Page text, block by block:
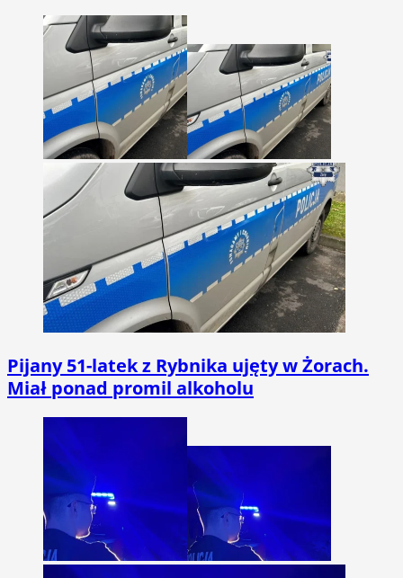
Pijany 51-latek z Rybnika ujęty w Żorach.
Miał ponad promil alkoholu